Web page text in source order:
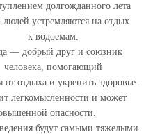
долгожданного лета
людей устремляются на отдых
к водоемам.
— добрый друг и союзник
человека, помогающий
отдыха и укрепить здоровье.
легкомысленности и может
опасности.
будут самыми тяжелыми.